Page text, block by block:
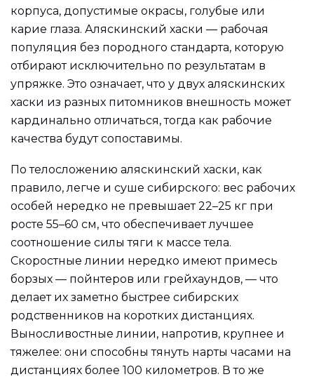
корпуса, допустимые окрасы, голубые или
карие глаза. Аляскинский хаски — рабочая
популяция без породного стандарта, которую
отбирают исключительно по результатам в
упряжке. Это означает, что у двух аляскинских
хаски из разных питомников внешность может
кардинально отличаться, тогда как рабочие
качества будут сопоставимы.
По телосложению аляскинский хаски, как
правило, легче и суше сибирского: вес рабочих
особей нередко не превышает 22–25 кг при
росте 55–60 см, что обеспечивает лучшее
соотношение силы тяги к массе тела.
Скоростные линии нередко имеют примесь
борзых — пойнтеров или грейхаундов, — что
делает их заметно быстрее сибирских
родственников на коротких дистанциях.
Выносливостные линии, напротив, крупнее и
тяжелее: они способны тянуть нарты часами на
дистанциях более 100 километров. В то же